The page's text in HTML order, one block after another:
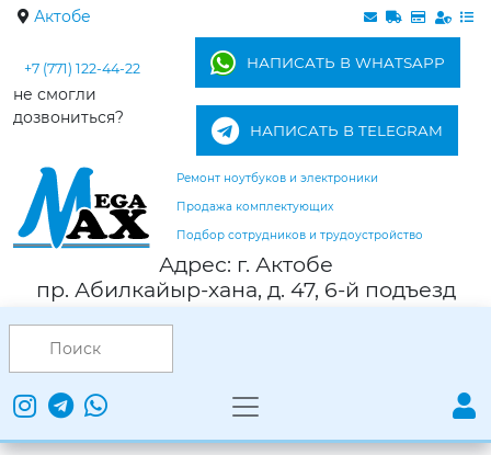
Актобе
+7 (771) 122-44-22
не смогли
дозвониться?
НАПИСАТЬ В WHATSAPP
НАПИСАТЬ В TELEGRAM
Ремонт ноутбуков и электроники
Продажа комплектующих
Подбор сотрудников и трудоустройство
Адрес: г. Актобе
пр. Абилкайыр-хана, д. 47, 6-й подъезд